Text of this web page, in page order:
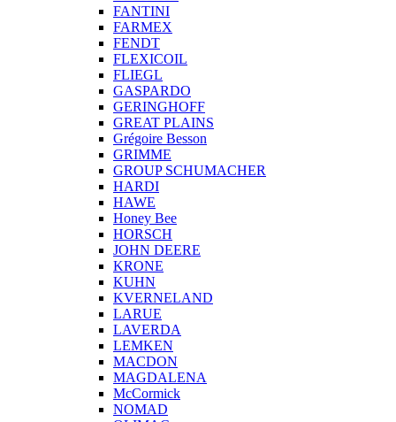
FANTINI
FARMEX
FENDT
FLEXICOIL
FLIEGL
GASPARDO
GERINGHOFF
GREAT PLAINS
Grégoire Besson
GRIMME
GROUP SCHUMACHER
HARDI
HAWE
Honey Bee
HORSCH
JOHN DEERE
KRONE
KUHN
KVERNELAND
LARUE
LAVERDA
LEMKEN
MACDON
MAGDALENA
McCormick
NOMAD